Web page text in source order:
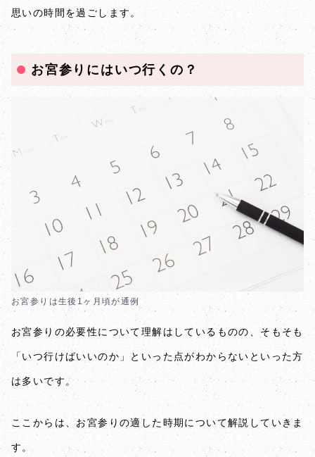
思いの時間を過ごします。
お宮参りにはいつ行くの？
お宮参りは生後1ヶ月頃が通例
お宮参りの必要性について理解はしているものの、そもそも
「いつ行けばいいのか」といった点がわからないといった方
は多いです。
ここからは、お宮参りの適した時期について解説していきま
す。